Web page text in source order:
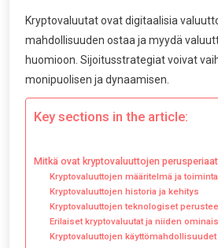
Kryptovaluutat ovat digitaalisia
mahdollisuuden ostaa ja myydä
huomioon. Sijoitusstrategiat voivat
monipuolisen ja dynaamisen.
Key sections in the article:
Mitkä ovat kryptovaluuttojen
Kryptovaluuttojen määritelmä ja toiminta
Kryptovaluuttojen historia ja kehitys
Kryptovaluuttojen teknologiset
Erilaiset kryptovaluutat ja niiden
Kryptovaluuttojen käyttömahdollisuudet